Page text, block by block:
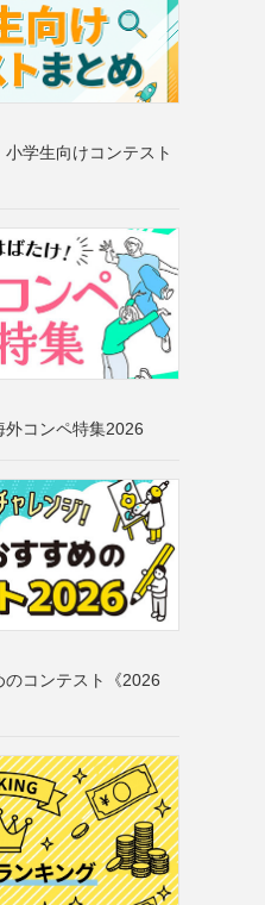
学生向けコンテスト
外コンペ特集2026
コンテスト《2026